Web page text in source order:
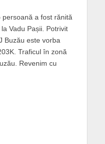
a fost rănită
Vadu Pașii. Potrivit
Buzău este vorba
Traficul în zonă
Revenim cu